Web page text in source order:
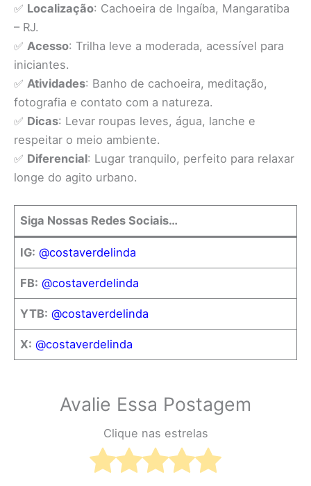
✅ Localização: Cachoeira de Ingaíba, Mangaratiba
– RJ.
✅ Acesso: Trilha leve a moderada, acessível para
iniciantes.
✅ Atividades: Banho de cachoeira, meditação,
fotografia e contato com a natureza.
✅ Dicas: Levar roupas leves, água, lanche e
respeitar o meio ambiente.
✅ Diferencial: Lugar tranquilo, perfeito para relaxar
longe do agito urbano.
Siga Nossas Redes Sociais…
IG: @costaverdelinda
FB: @costaverdelinda
YTB: @costaverdelinda
X: @costaverdelinda
Avalie Essa Postagem
Clique nas estrelas